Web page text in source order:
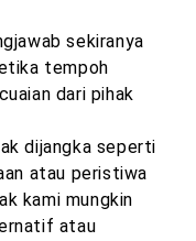
sekiranya
tempoh
dari pihak
dijangka seperti
atau peristiwa
kami mungkin
atau